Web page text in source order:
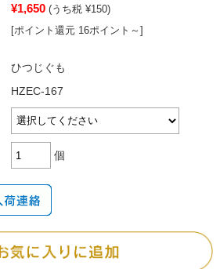
¥1,650 (うち税 ¥150)
[ポイント還元 16ポイント～]
ひつじぐも
HZEC-167
個